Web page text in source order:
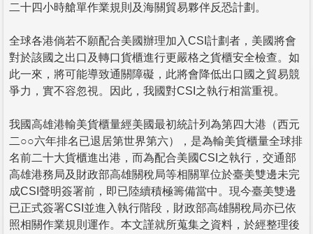
二十四小時艙單作業規則及海關貿易夥伴反恐計劃。
全球各港倘若不願配合美國辦理加入CSI計劃者，美國將會
對於該國之出口及轉口貨櫃進行更嚴格之貨櫃安全檢查。如
此一來，將可能導致通關障礙，此將會降低出口國之貿易競
爭力，實不容忽視。因此，我國對CSI之執行相當重視。
我國高雄港輸美貨櫃量經美國最初統計列為第四大港（西元
二○○六年排名已退居第世界第六），是為輸美貨櫃量全球排
名前二十大貨櫃進出港，而為配合美國CSI之執行，交通部
高雄港務局及財政部高雄關稅局等相關單位於臺美雙邊未完
成CSI聲明簽署前，即已陸續積極籌備當中。現今臺美雙邊
已正式簽署CSI並進入執行階段，財政部高雄關稅局亦已依
照相關作業規則運作。本文謹就所蒐集之資料，於經整理後